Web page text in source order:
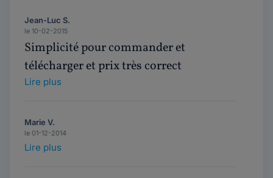
Jean-Luc S.
le 10-02-2015
Simplicité pour commander et
télécharger et prix très correct
Lire plus
Marie V.
le 01-12-2014
Lire plus